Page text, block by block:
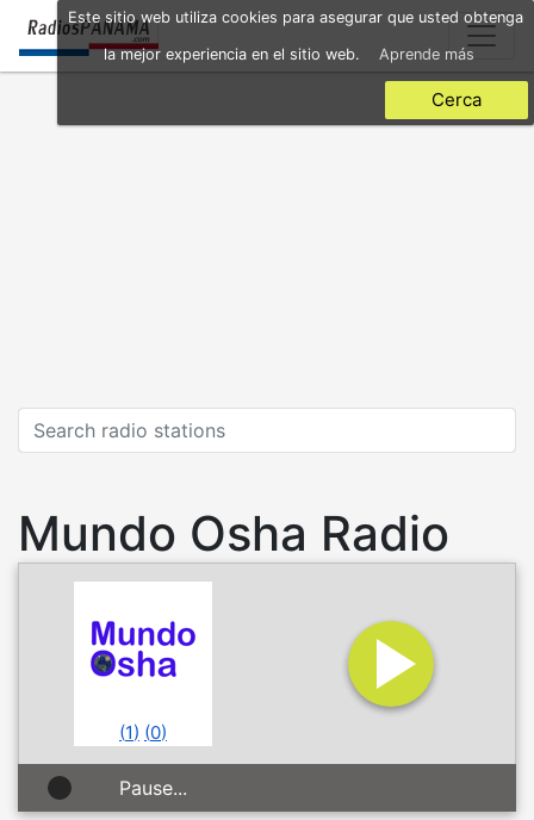
Skip
main
Mundo Osha Radio
(1) (0)
Pause...
Este sitio web utiliza cookies para asegurar que usted obtenga
la mejor experiencia en el sitio web. Aprende más
Cerca